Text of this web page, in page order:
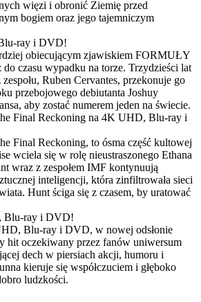
więzi i obronić Ziemię przed
bogiem oraz jego tajemniczym
ray i DVD!
obiecującym zjawiskiem FORMUŁY
czasu wypadku na torze. Trzydzieści lat
Ruben Cervantes, przekonuje go
przebojowego debiutanta Joshuy
aby zostać numerem jeden na świecie.
Final Reckoning na 4K UHD, Blu-ray i
Final Reckoning, to ósma część kultowej
wciela się w rolę nieustraszonego Ethana
wraz z zespołem IMF kontynuują
inteligencji, która zinfiltrowała sieci
Hunt ściga się z czasem, by uratować
Blu-ray i DVD!
Blu-ray i DVD, w nowej odsłonie
hit oczekiwany przez fanów uniwersum
dech w piersiach akcji, humoru i
kieruje się współczuciem i głęboko
ludzkości.